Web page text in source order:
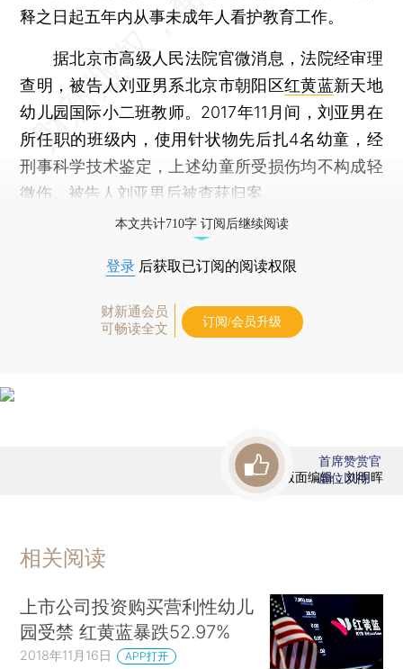
释之日起五年内从事未成年人看护教育工作。
据北京市高级人民法院官微消息，法院经审理
查明，被告人刘亚男系北京市朝阳区红黄蓝新天地
幼儿园国际小二班教师。2017年11月间，刘亚男在
所任职的班级内，使用针状物先后扎4名幼童，经
刑事科学技术鉴定，上述幼童所受损伤均不构成轻
微伤。被告人刘亚男后被查获归案。
本文共计710字 订阅后继续阅读
登录 后获取已订阅的阅读权限
财新通会员
可畅读全文
订阅/会员升级
版面编辑：刘明晖
首席赞赏官
虚位以待
相关阅读
上市公司投资购买营利性幼儿
园受禁 红黄蓝暴跌52.97%
2018年11月16日 APP打开